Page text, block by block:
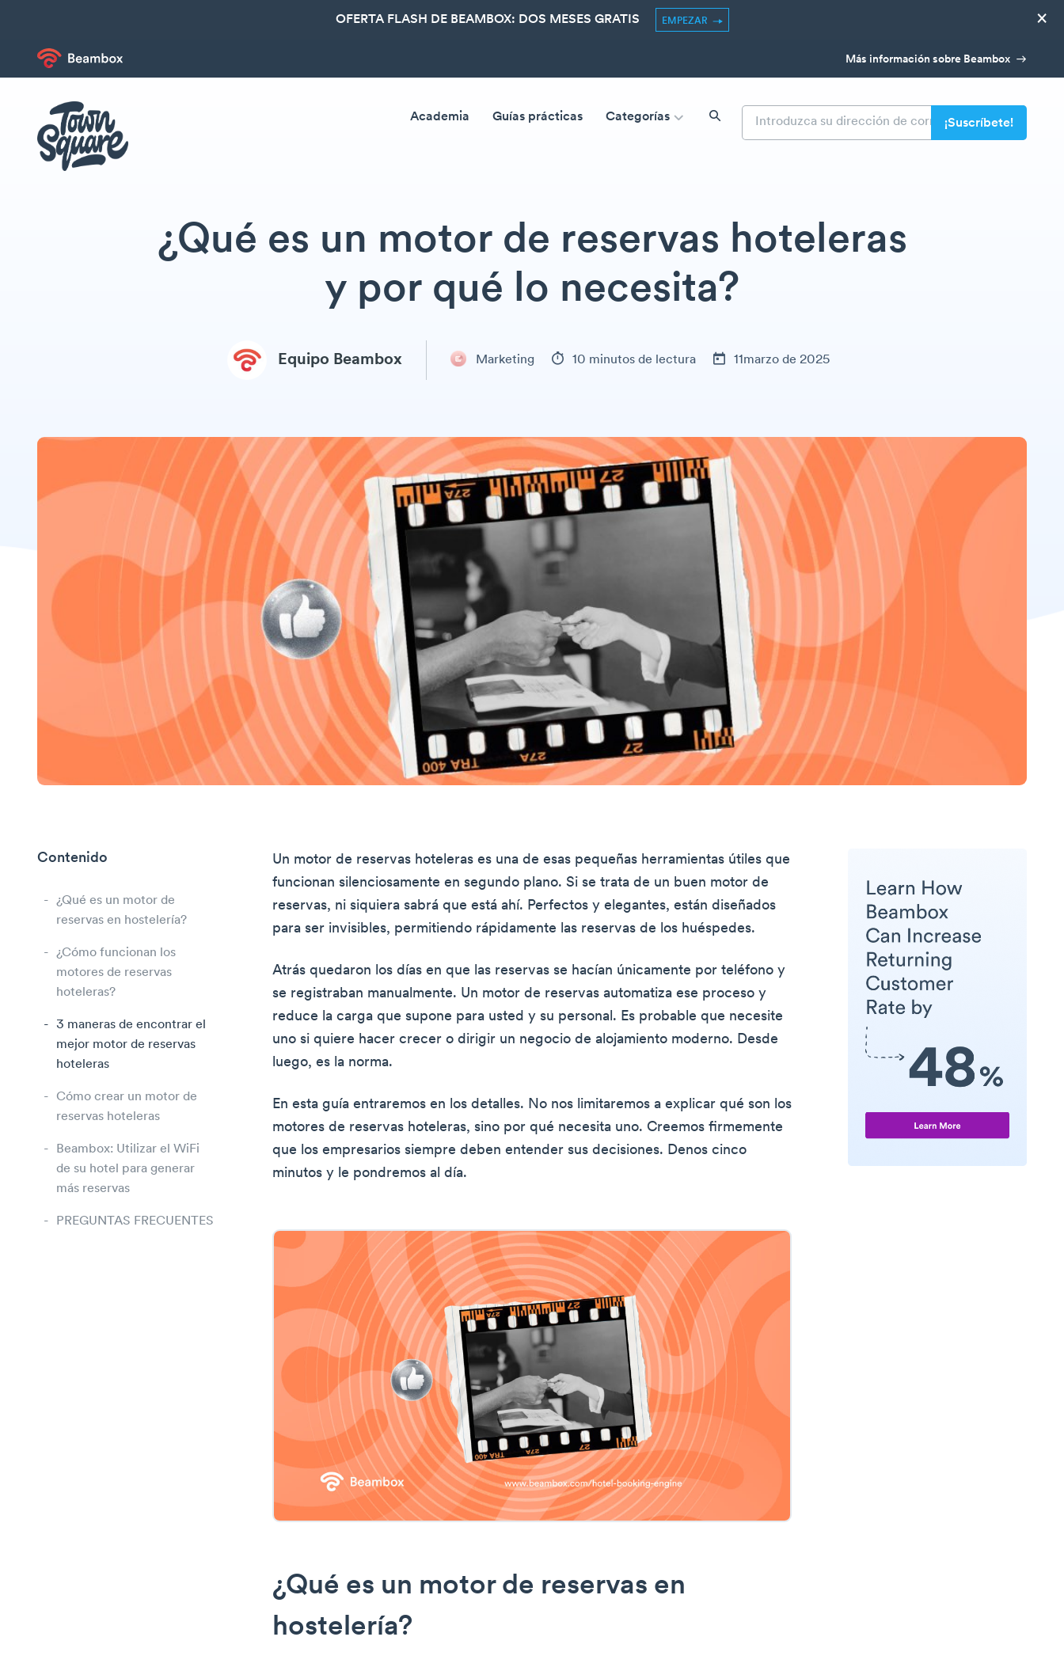
OFERTA FLASH DE BEAMBOX: DOS MESES GRATIS EMPEZAR ×
Más información sobre Beambox
Academia Guías prácticas Categorías
¿Qué es un motor de reservas hoteleras
y por qué lo necesita?
Equipo Beambox Marketing 10 minutos de lectura 11marzo de 2025
Contenido
¿Qué es un motor de
reservas en hostelería?
¿Cómo funcionan los
motores de reservas
hoteleras?
3 maneras de encontrar el
mejor motor de reservas
hoteleras
Cómo crear un motor de
reservas hoteleras
Beambox: Utilizar el WiFi
de su hotel para generar
más reservas
PREGUNTAS FRECUENTES
Un motor de reservas hoteleras es una de esas pequeñas herramientas útiles que
funcionan silenciosamente en segundo plano. Si se trata de un buen motor de
reservas, ni siquiera sabrá que está ahí. Perfectos y elegantes, están diseñados
para ser invisibles, permitiendo rápidamente las reservas de los huéspedes.
Atrás quedaron los días en que las reservas se hacían únicamente por teléfono y
se registraban manualmente. Un motor de reservas automatiza ese proceso y
reduce la carga que supone para usted y su personal. Es probable que necesite
uno si quiere hacer crecer o dirigir un negocio de alojamiento moderno. Desde
luego, es la norma.
En esta guía entraremos en los detalles. No nos limitaremos a explicar qué son los
motores de reservas hoteleras, sino por qué necesita uno. Creemos firmemente
que los empresarios siempre deben entender sus decisiones. Denos cinco
minutos y le pondremos al día.
¿Qué es un motor de reservas en
hostelería?